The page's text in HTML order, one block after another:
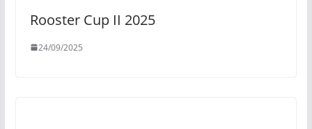
Rooster Cup II 2025
24/09/2025